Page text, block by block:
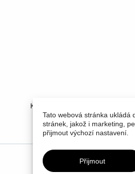
Tato webová stránka ukládá
stránek, jakož i marketing,
přijmout výchozí nastavení.
Přijmout
Kariéra